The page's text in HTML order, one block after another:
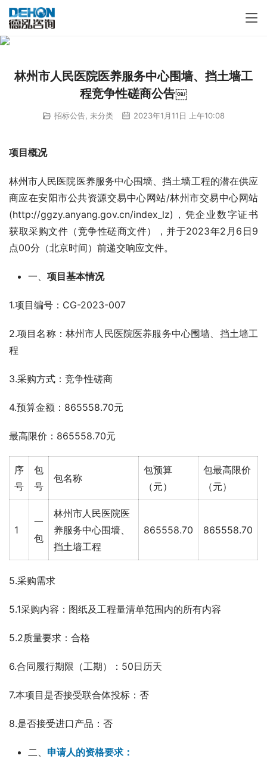
林州市人民医院医养服务中心围墙、挡土墙工
程竞争性磋商公告￼
招标公告 未分类 2023年1月11日 上午10:08
项目概况
林州市人民医院医养服务中心围墙、挡土墙工程的潜在供应
商应在安阳市公共资源交易中心网站/林州市交易中心网站
(http://ggzy.anyang.gov.cn/index_lz)，凭企业数字证书
获取采购文件（竞争性磋商文件），并于2023年2月6日9
点00分（北京时间）前递交响应文件。
一、 项目基本情况
1.项目编号：CG-2023-007
2.项目名称：林州市人民医院医养服务中心围墙、挡土墙工
程
3.采购方式：竞争性磋商
4.预算金额：865558.70元
最高限价：865558.70元
序
号
包
号
包名称
包预算
（元）
包最高限价
（元）
1
一
包
林州市人民医院医
养服务中心围墙、
挡土墙工程
865558.70 865558.70
5.采购需求
5.1采购内容：图纸及工程量清单范围内的所有内容
5.2质量要求：合格
6.合同履行期限（工期）：50日历天
7.本项目是否接受联合体投标：否
8.是否接受进口产品：否
二、 申请人的资格要求：